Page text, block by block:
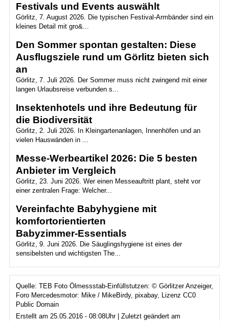
Festivals und Events auswählt
Görlitz, 7. August 2026. Die typischen Festival-Armbänder sind ein
kleines Detail mit gro&...
Den Sommer spontan gestalten: Diese
Ausflugsziele rund um Görlitz bieten sich
an
Görlitz, 7. Juli 2026. Der Sommer muss nicht zwingend mit einer
langen Urlaubsreise verbunden s...
Insektenhotels und ihre Bedeutung für
die Biodiversität
Görlitz, 2. Juli 2026. In Kleingartenanlagen, Innenhöfen und an
vielen Hauswänden in ...
Messe-Werbeartikel 2026: Die 5 besten
Anbieter im Vergleich
Görlitz, 23. Juni 2026. Wer einen Messeauftritt plant, steht vor
einer zentralen Frage: Welcher...
Vereinfachte Babyhygiene mit
komfortorientierten
Babyzimmer‑Essentials
Görlitz, 9. Juni 2026. Die Säuglingshygiene ist eines der
sensibelsten und wichtigsten The...
Quelle: TEB Foto Ölmessstab-Einfüllstutzen: © Görlitzer Anzeiger,
Foro Mercedesmotor: Mike / MikeBirdy, pixabay, Lizenz CC0
Public Domain
Erstellt am 25.05.2016 - 08:08Uhr | Zuletzt geändert am